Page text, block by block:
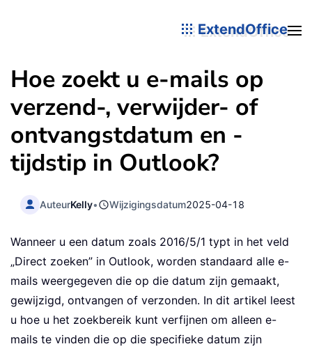
ExtendOffice
Hoe zoekt u e-mails op
verzend-, verwijder- of
ontvangstdatum en -
tijdstip in Outlook?
AuteurKelly• Wijzigingsdatum2025-04-18
Wanneer u een datum zoals 2016/5/1 typt in het veld
„Direct zoeken” in Outlook, worden standaard alle e-
mails weergegeven die op die datum zijn gemaakt,
gewijzigd, ontvangen of verzonden. In dit artikel leest
u hoe u het zoekbereik kunt verfijnen om alleen e-
mails te vinden die op die specifieke datum zijn